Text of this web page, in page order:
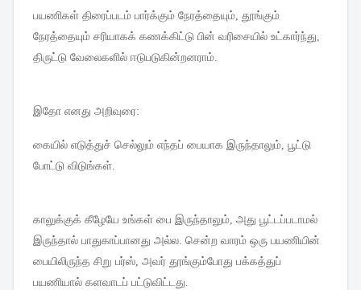
பயணிகள் திரைப்படம் பார்க்கும் நேரத்தையும், தூங்கும்
நேரத்தையும் சரியாகக் கணக்கிட்டு பின் வரிசையில் உட்கார்ந்து,
திருட்டு வேலைகளில் ஈடுபடுகின்றனராம்.
இதோ எனது அறிவுரை:
கையில் எடுத்துச் செல்லும் எந்தப் பையாக இருந்தாலும், பூட்டு
போட்டு விடுங்கள்.
காலுக்குக் கீழேயே உங்கள் பை இருந்தாலும், அது பூட்டப்படாமல்
இருந்தால் பாதுகாப்பானது அல்ல. சென்ற வாரம் ஒரு பயணியின்
பையிலிருந்த சிறு பர்ஸ், அவர் தூங்கும்போது பக்கத்துப்
பயணியால் களவாடப் பட்டுவிட்டது.